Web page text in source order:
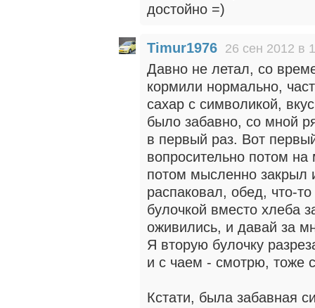
достойно =)
Timur1976 26 сен 2012 в
Давно не летал, со
кормили нормально,
сахар с символикой,
было забавно, со мной
в первый раз. Вот
вопросительно потом
потом мысленно закрыл
распаковал, обед, что-
булочкой вместо хлеба
оживились, и давай за
Я вторую булочку
и с чаем - смотрю, тоже
Кстати, была забавная